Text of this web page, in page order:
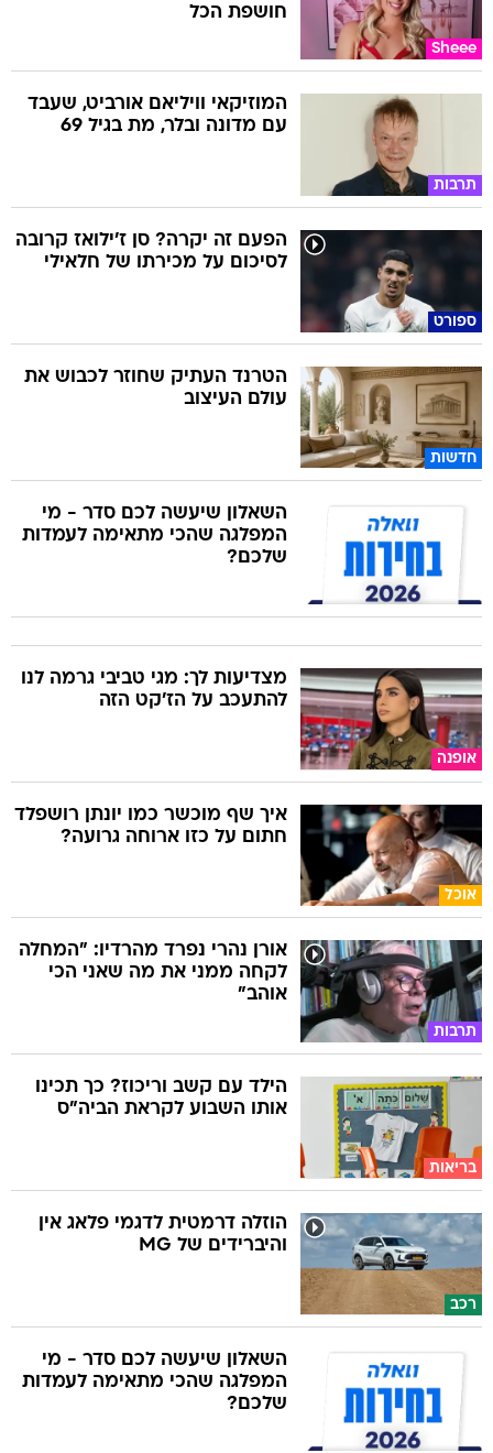
Sheee
חושפת הכל
תרבות
המוזיקאי וויליאם אורביט, שעבד
עם מדונה ובלר, מת בגיל 69
ספורט
הפעם זה יקרה? סן ז'ילואז קרובה
לסיכום על מכירתו של חלאילי
חדשות
הטרנד העתיק שחוזר לכבוש את
עולם העיצוב
השאלון שיעשה לכם סדר - מי
המפלגה שהכי מתאימה לעמדות
שלכם?
אופנה
מצדיעות לך: מגי טביבי גרמה לנו
להתעכב על הז'קט הזה
אוכל
איך שף מוכשר כמו יונתן רושפלד
חתום על כזו ארוחה גרועה?
תרבות
אורן נהרי נפרד מהרדיו: "המחלה
לקחה ממני את מה שאני הכי
אוהב"
בריאות
הילד עם קשב וריכוז? כך תכינו
אותו השבוע לקראת הביה"ס
רכב
הוזלה דרמטית לדגמי פלאג אין
והיברידים של MG
השאלון שיעשה לכם סדר - מי
המפלגה שהכי מתאימה לעמדות
שלכם?